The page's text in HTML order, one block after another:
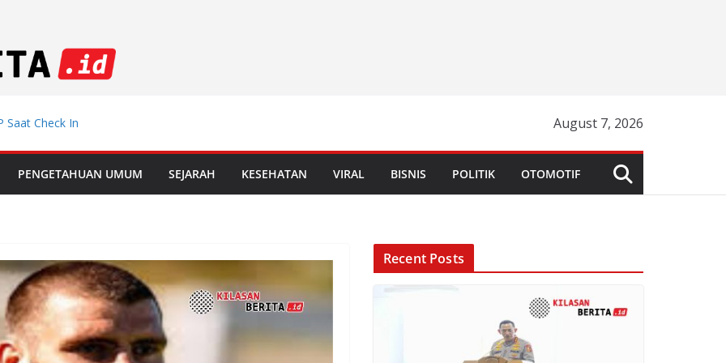
Saat Check In
Mutasi
August 7, 2026
PENGETAHUAN UMUM SEJARAH KESEHATAN VIRAL BISNIS POLITIK OTOMOTIF
Recent Posts